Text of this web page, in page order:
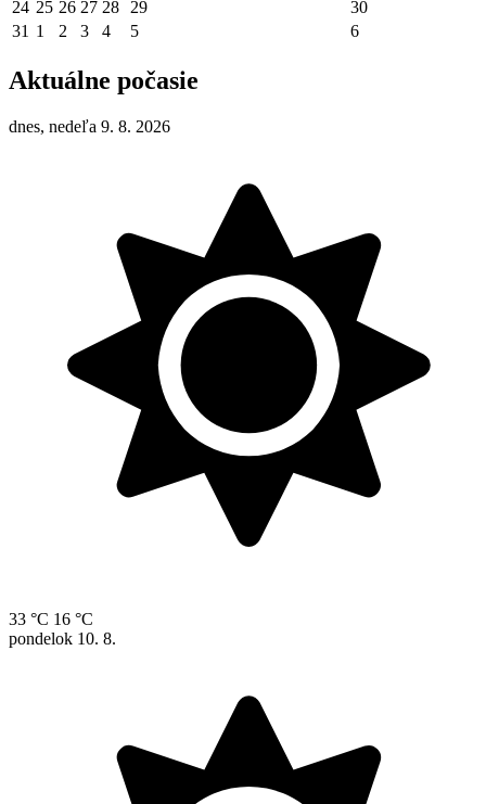
24 25 26 27 28 29
30
31 1 2 3 4 5 6
Aktuálne počasie
dnes, nedeľa 9. 8. 2026
33 °C 16 °C
pondelok 10. 8.